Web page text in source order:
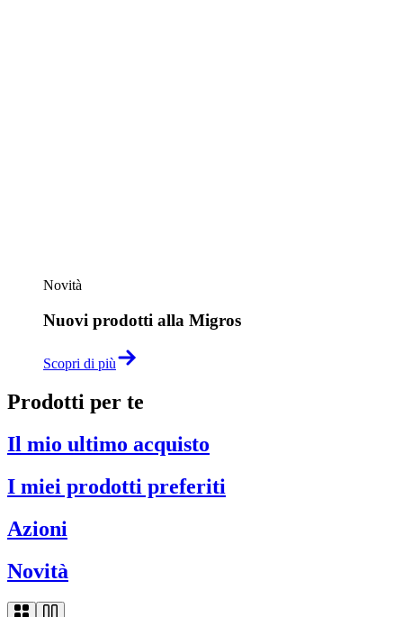
Novità
Nuovi prodotti alla Migros
Scopri di più
Prodotti per te
Il mio ultimo acquisto
I miei prodotti preferiti
Azioni
Novità